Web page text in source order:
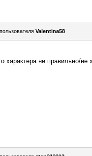
пользователя Valentina58
характера не правильно/не